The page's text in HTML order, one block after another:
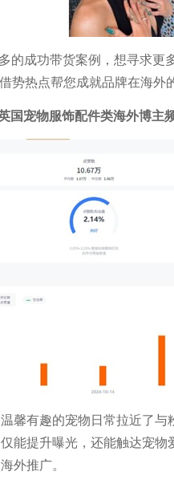
的成功带货案例，想寻求
势热点帮您成就品牌在海
国宠物服饰配件类海外博主
馨有趣的宠物日常拉近了
能提升曝光，还能触达宠
外推广。